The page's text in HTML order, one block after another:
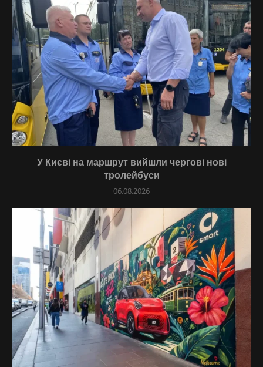
У Києві на маршрут вийшли чергові нові
тролейбуси
06.08.2026